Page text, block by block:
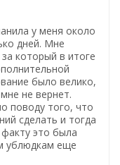
у меня около
дней. Мне
который в итоге
было велико,
не вернет.
поводу того, что
сделать и тогда
это была
ублюдкам еще